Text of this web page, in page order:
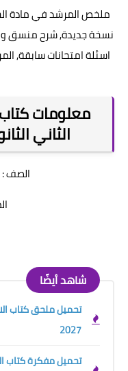
نسخة جديدة, شرح منسق
معلومات
الثاني
الصف :
شاهد أيضًا
تحميل ملحق كتاب
2027
تحميل مفكرة كتاب